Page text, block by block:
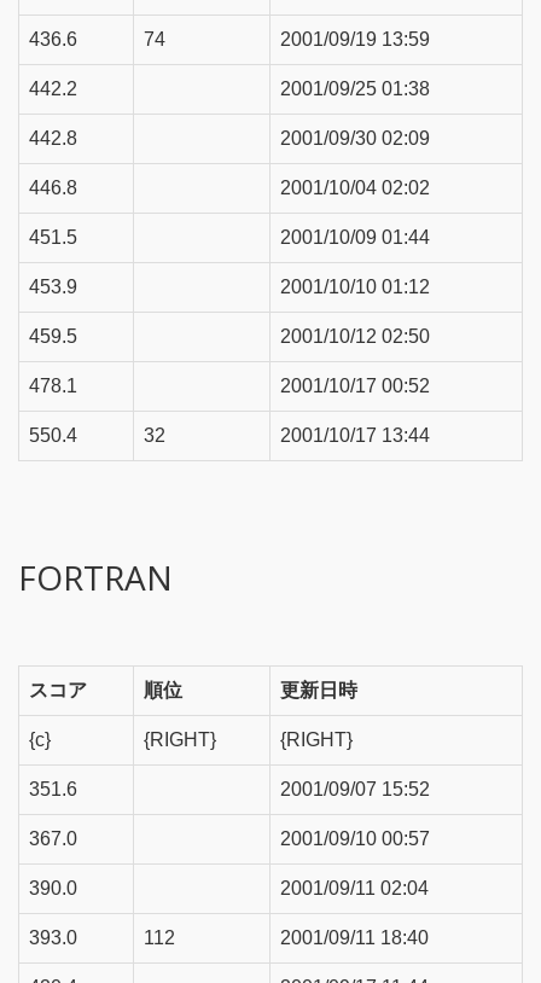
436.6 74 2001/09/19 13:59
442.2 2001/09/25 01:38
442.8 2001/09/30 02:09
446.8 2001/10/04 02:02
451.5 2001/10/09 01:44
453.9 2001/10/10 01:12
459.5 2001/10/12 02:50
478.1 2001/10/17 00:52
550.4 32 2001/10/17 13:44
FORTRAN
スコア 順位 更新日時
{c} {RIGHT} {RIGHT}
351.6 2001/09/07 15:52
367.0 2001/09/10 00:57
390.0 2001/09/11 02:04
393.0 112 2001/09/11 18:40